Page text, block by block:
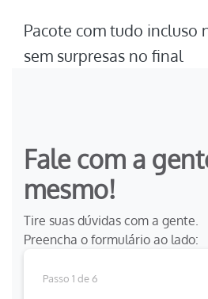
Pacote com tudo incluso
sem surpresas no final
Fale com a
mesmo!
Tire suas dúvidas com a gente.
Preencha o formulário ao lado:
Passo 1 de 6